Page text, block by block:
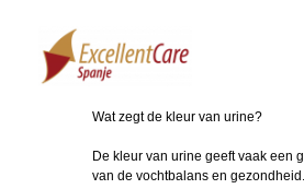
Wat zegt de kleur van urine?
De kleur van urine geeft vaak een
van de vochtbalans en gezondheid.